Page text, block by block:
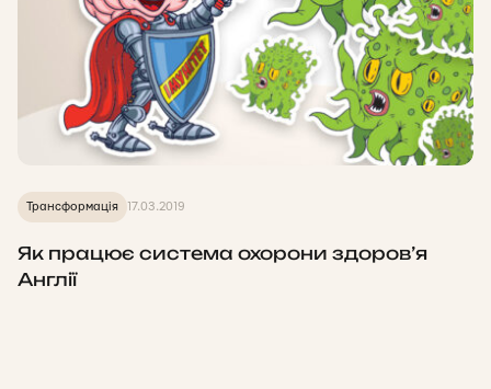
Трансформація 17.03.2019
Як працює система охорони здоров’я
Англії